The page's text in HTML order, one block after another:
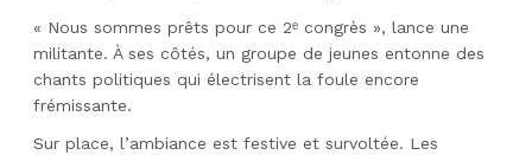
« Nous sommes prêts pour ce 2ᵉ congrès », lance une
militante. À ses côtés, un groupe de jeunes entonne des
chants politiques qui électrisent la foule encore
frémissante.
Sur place, l’ambiance est festive et survoltée. Les